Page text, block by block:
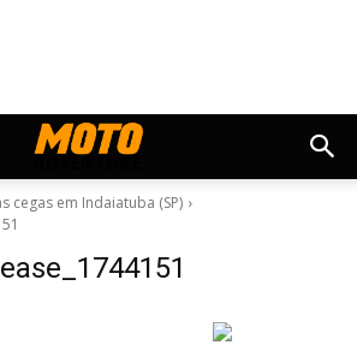
cegas em Indaiatuba (SP)